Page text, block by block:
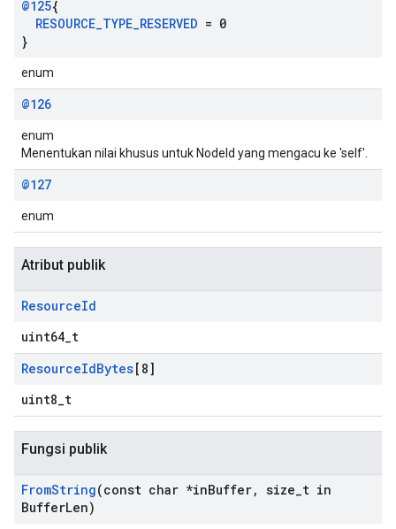
@125{
RESOURCE_TYPE_RESERVED = 0
}
enum
@126
enum
Menentukan nilai khusus untuk NodeId yang mengacu ke 'self'.
@127
enum
Atribut publik
ResourceId
uint64_t
ResourceIdBytes[8]
uint8_t
Fungsi publik
FromString(const char *inBuffer, size t in
BufferLen)